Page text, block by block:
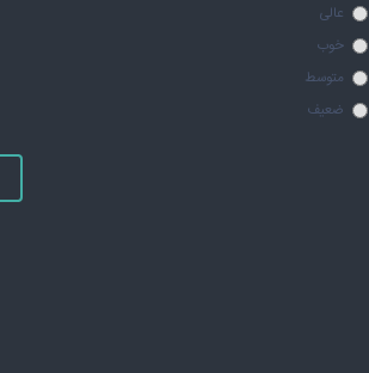
عالی
خوب
متوسط
ضعیف